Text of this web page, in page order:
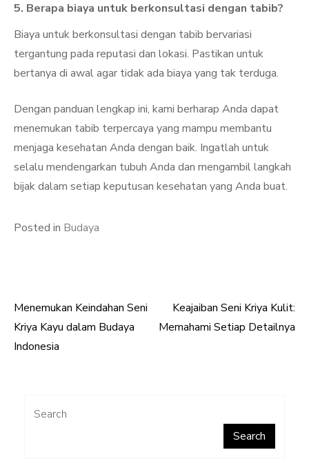
5. Berapa biaya untuk berkonsultasi dengan tabib?
Biaya untuk berkonsultasi dengan tabib bervariasi
tergantung pada reputasi dan lokasi. Pastikan untuk
bertanya di awal agar tidak ada biaya yang tak terduga.
Dengan panduan lengkap ini, kami berharap Anda dapat
menemukan tabib terpercaya yang mampu membantu
menjaga kesehatan Anda dengan baik. Ingatlah untuk
selalu mendengarkan tubuh Anda dan mengambil langkah
bijak dalam setiap keputusan kesehatan yang Anda buat.
Posted in Budaya
Post
navigation
Menemukan Keindahan Seni
Kriya Kayu dalam Budaya
Indonesia
Keajaiban Seni Kriya Kulit:
Memahami Setiap Detailnya
Search
Search